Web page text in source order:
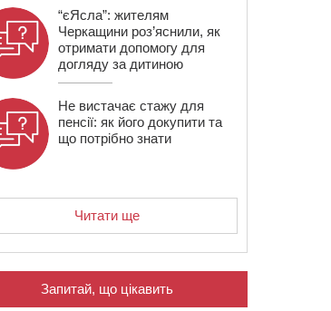
“єЯсла”: жителям
Черкащини роз’яснили, як
отримати допомогу для
догляду за дитиною
Не вистачає стажу для
пенсії: як його докупити та
що потрібно знати
Читати ще
Запитай, що цікавить